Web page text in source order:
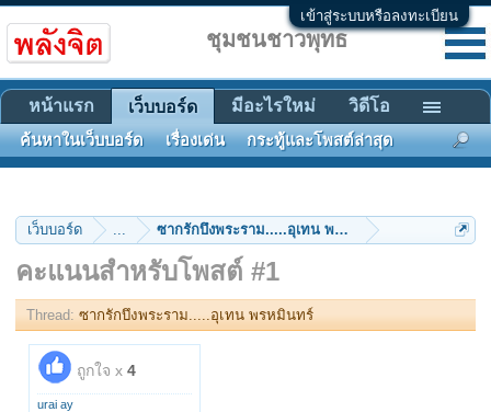
เข้าสู่ระบบหรือลงทะเบียน
เว็บบอร์ด ... ซากรักบึงพระราม.....อุเทน พรหมินทร์
คะแนนสำหรับโพสต์ #1
Thread: ซากรักบึงพระราม.....อุเทน พรหมินทร์
ถูกใจ x 4
urai ay
ชุมชนชาวพุทธ
หน้าแรก เว็บบอร์ด
ค้นหาในเว็บบอร์ด เรื่องเด่น กระทู้และโพสต์ล่าสุด
มีอะไรใหม่ วิดีโอ